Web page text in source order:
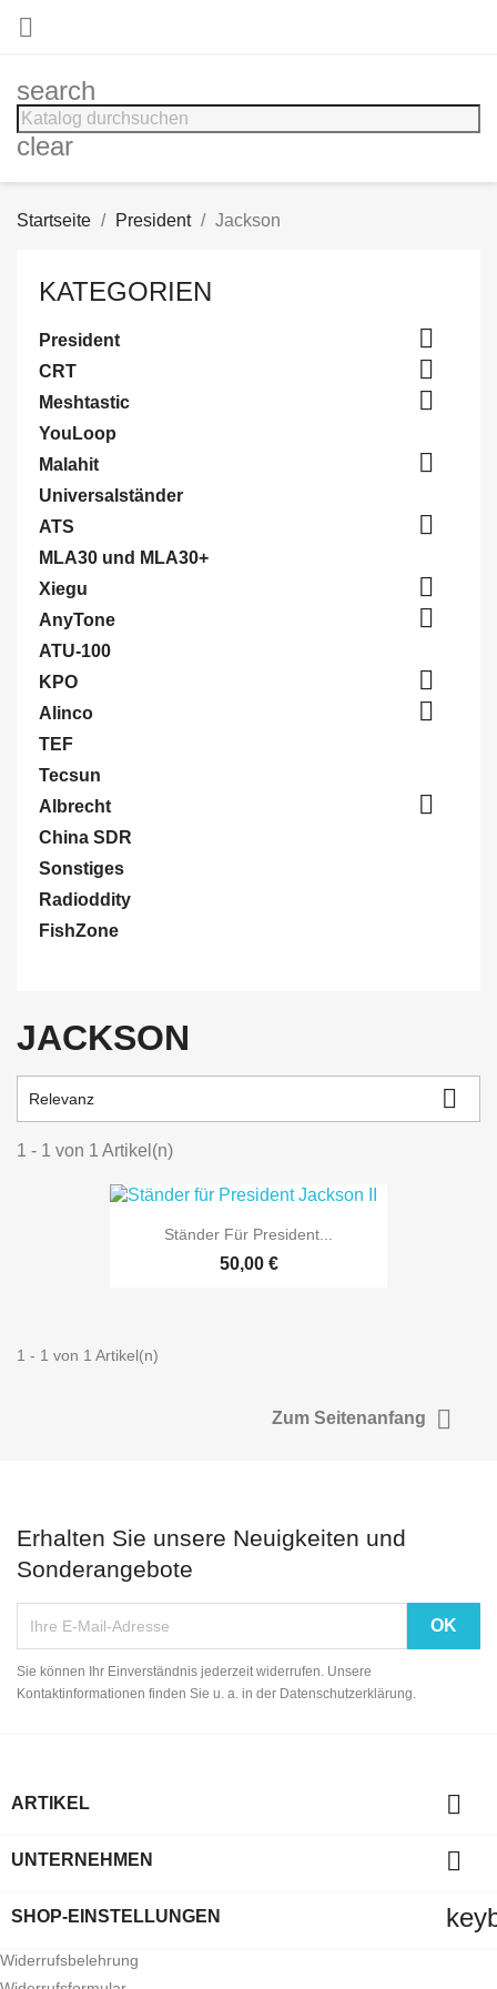

search
clear
Startseite President Jackson
KATEGORIEN
President 
CRT 
Meshtastic 
YouLoop
Malahit

Universalständer
ATS

MLA30 und MLA30+
Xiegu

AnyTone 
ATU-100
KPO

Alinco 
TEF
Tecsun
Albrecht

China SDR
Sonstiges
Radioddity
FishZone
JACKSON
Relevanz 
1 - 1 von 1 Artikel(n)
Ständer Für President...
50,00 €
1 - 1 von 1 Artikel(n)
Zum Seitenanfang 
Erhalten Sie unsere Neuigkeiten und
Sonderangebote
Sie können Ihr Einverständnis jederzeit widerrufen. Unsere
Kontaktinformationen finden Sie u. a. in der Datenschutzerklärung.
ARTIKEL 
UNTERNEHMEN 
SHOP-EINSTELLUNGEN
Widerrufsbelehrung